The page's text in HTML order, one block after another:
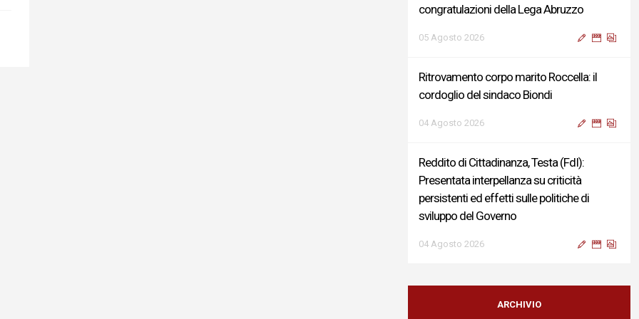
congratulazioni della Lega Abruzzo
05 Agosto 2026
Ritrovamento corpo marito Roccella: il
cordoglio del sindaco Biondi
04 Agosto 2026
Reddito di Cittadinanza, Testa (FdI):
Presentata interpellanza su criticità
persistenti ed effetti sulle politiche di
sviluppo del Governo
04 Agosto 2026
Sigismondi, Liris e Testa: “Profondo
cordoglio e vicinanza al Ministro Roccella e
ARCHIVIO